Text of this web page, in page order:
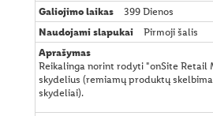
o
d
a
a
399 Dienos
Pirmoji šalis
Reikalinga norint rodyti "onSite Retail
skydelius (remiamų produktų
skydeliai).